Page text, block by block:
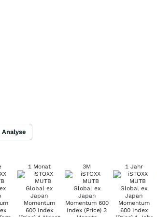
Analyse
1 Monat 3M 1 Jahr